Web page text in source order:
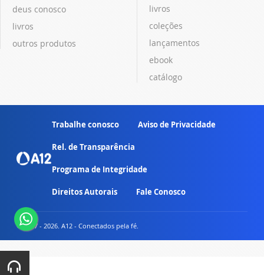
deus conosco
livros
outros produtos
livros
coleções
lançamentos
ebook
catálogo
Trabalhe conosco Aviso de Privacidade
Rel. de Transparência
Programa de Integridade
Direitos Autorais Fale Conosco
© 2007 - 2026. A12 - Conectados pela fé.